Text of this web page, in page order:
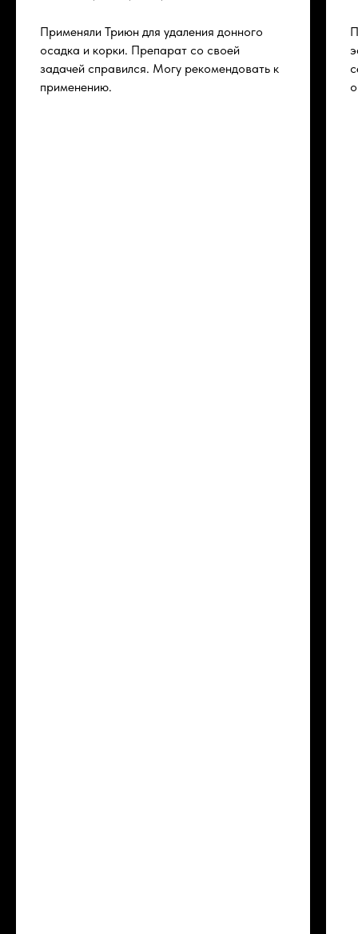
Применяли Триюн для удаления донного
осадка и корки. Препарат со своей
задачей справился. Могу рекомендовать к
применению.